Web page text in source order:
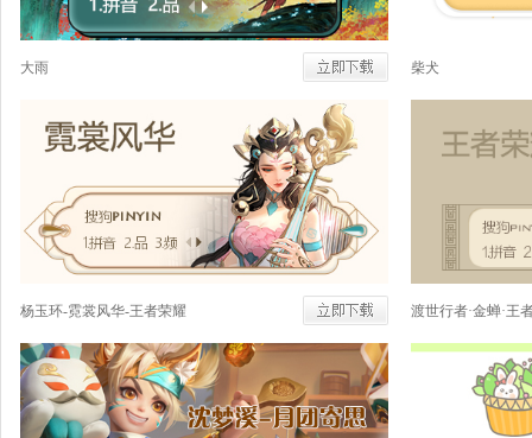
大雨 柴犬
杨玉环-霓裳风华-王者荣耀 渡世行者·金蝉·王